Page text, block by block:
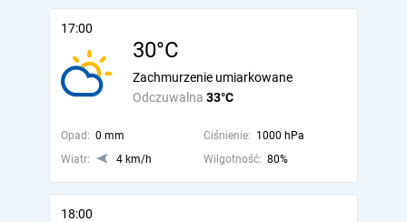
17:00
30°C
Odczuwalna 33°C
Zachmurzenie umiarkowane
Opad: 0 mm Ciśnienie: 1000 hPa
Wiatr:
4 km/h Wilgotność: 80%
18:00